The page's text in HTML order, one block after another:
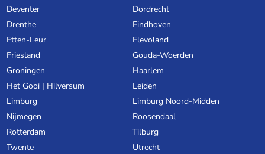
Deventer
Dordrecht
Drenthe
Eindhoven
Etten-Leur
Flevoland
Friesland
Gouda-Woerden
Groningen
Haarlem
Het Gooi | Hilversum
Leiden
Limburg
Limburg Noord-Midden
Nijmegen
Roosendaal
Rotterdam
Tilburg
Twente
Utrecht